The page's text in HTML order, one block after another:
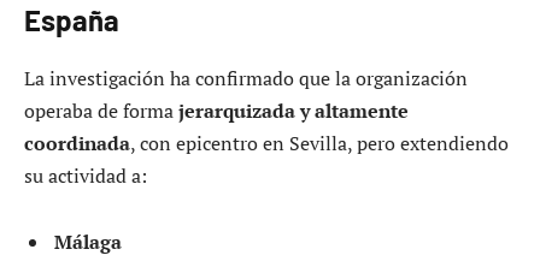
España
La investigación ha confirmado que la organización
operaba de formajerarquizada y altamente
coordinada, con epicentro en Sevilla, pero extendiendo
su actividad a:
Málaga